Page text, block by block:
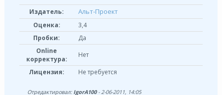
Издатель: Альт-Проект
Оценка:
3,4
Пробки:
Да
Online
корректура:
Нет
Лицензия: Не требуется
Отредактировал: IgorA100- 2-06-2011, 14:05